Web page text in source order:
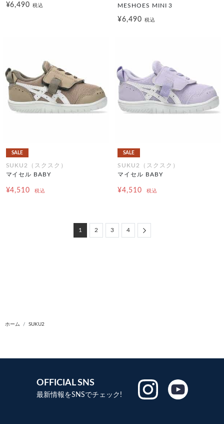
¥6,490税込
MESHOES MINI 3
¥6,490 税込
SALE
SUKU2（スクスク）
マイセル BABY
¥4,510 税込
SALE
SUKU2（スクスク）
マイセル BABY
¥4,510 税込
1 2 3 4 Next
ホーム SUKU2
OFFICIAL SNS
最新情報をSNSでチェック!